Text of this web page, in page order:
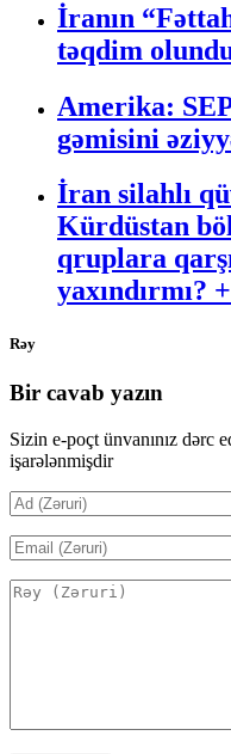
İranın
təqdim
Amerika:
gəmisini
İran silahlı
Kürdüstan
qruplara
yaxındırmı?
Rəy
Bir cavab yazın
Sizin e-poçt ünvanınız dərc
işarələnmişdir